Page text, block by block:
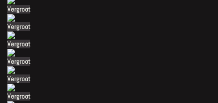
Vergroot
Vergroot
Vergroot
Vergroot
Vergroot
Vergroot